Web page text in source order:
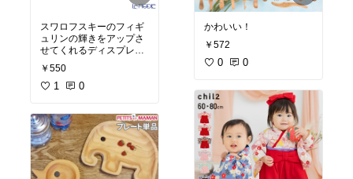
スワロフスキーのフィギ
ュリンの輝きをアップさ
せてくれるディスプレイ
ミラー。買いました！
￥550
1 0
かわいい！
￥572
0 0